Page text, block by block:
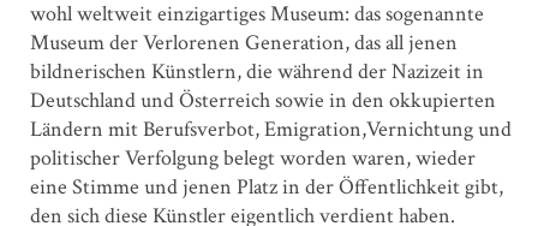
wohl weltweit einzigartiges Museum: das sogenannte
Museum der Verlorenen Generation, das all jenen
bildnerischen Künstlern, die während der Nazizeit in
Deutschland und Österreich sowie in den okkupierten
Ländern mit Berufsverbot, Emigration,Vernichtung und
politischer Verfolgung belegt worden waren, wieder
eine Stimme und jenen Platz in der Öffentlichkeit gibt,
den sich diese Künstler eigentlich verdient haben.